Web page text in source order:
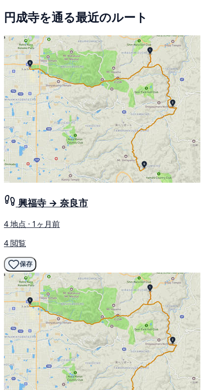
円成寺を通る最近のルート
興福寺 → 奈良市
4 地点 · 1ヶ月前
4 閲覧
保存